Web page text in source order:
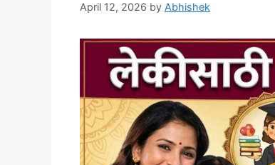
April 12, 2026 by Abhishek